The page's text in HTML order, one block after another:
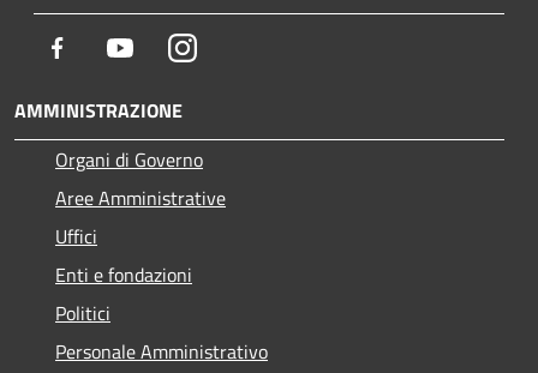
Facebook YoutubeInstagram
AMMINISTRAZIONE
Organi di Governo
Aree Amministrative
Uffici
Enti e fondazioni
Politici
Personale Amministrativo